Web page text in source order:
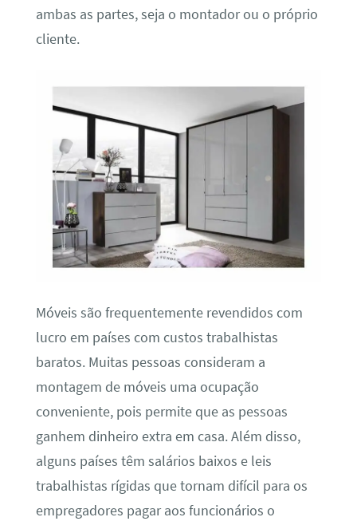
ambas as partes, seja o montador ou o próprio
cliente.
Móveis são frequentemente revendidos com
lucro em países com custos trabalhistas
baratos. Muitas pessoas consideram a
montagem de móveis uma ocupação
conveniente, pois permite que as pessoas
ganhem dinheiro extra em casa. Além disso,
alguns países têm salários baixos e leis
trabalhistas rígidas que tornam difícil para os
empregadores pagar aos funcionários o